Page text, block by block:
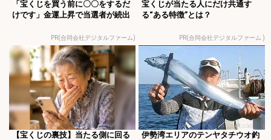
「宝くじを買う前に〇〇をするだ
けです」金運上昇で当選者が続出
PR(合同会社デジタルファーム)
宝くじが当たる人にだけ共通す
る“ある特徴”とは？
PR(合同会社デジタルファーム )
【宝くじの裏技】当たる側に回る
伊勢湾エリアのテンヤタチウオ釣